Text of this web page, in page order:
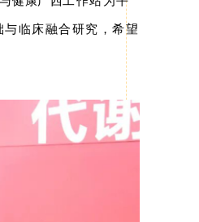
临床融合研究，希望